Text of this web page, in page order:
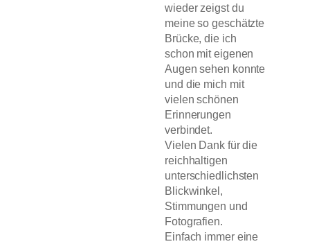
wieder zeigst du
meine so geschätzte
Brücke, die ich
schon mit eigenen
Augen sehen konnte
und die mich mit
vielen schönen
Erinnerungen
verbindet.
Vielen Dank für die
reichhaltigen
unterschiedlichsten
Blickwinkel,
Stimmungen und
Fotografien.
Einfach immer eine